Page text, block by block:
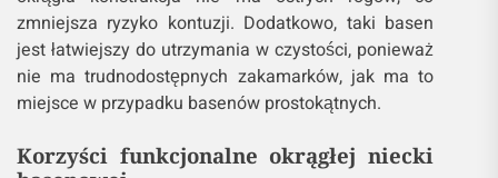
zmniejsza ryzyko kontuzji. Dodatkowo, taki basen
jest łatwiejszy do utrzymania w czystości, ponieważ
nie ma trudnodostępnych zakamarków, jak ma to
miejsce w przypadku basenów prostokątnych.
Korzyści funkcjonalne okrągłej niecki